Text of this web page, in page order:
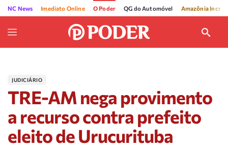
NC News Imediato Online O Poder QG do Automóvel Amazônia
JUDICIÁRIO
TRE-AM nega provimento
a recurso contra prefeito
eleito de Urucurituba